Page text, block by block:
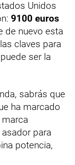
Unidos
9100 euros
de nuevo esta
claves para
ser la
sabrás que
ha marcado
para
potencia,